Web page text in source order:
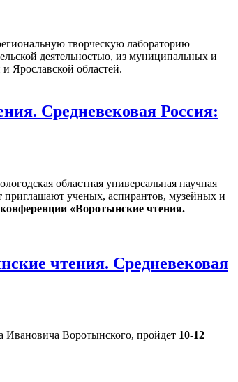
творческую лабораторию
деятельностью, из муниципальных и
Ярославской областей.
Средневековая Россия:
областная универсальная научная
приглашают ученых, аспирантов, музейных и
«Воротынские чтения.
чтения. Средневековая
Ивановича Воротынского, пройдет 10-12